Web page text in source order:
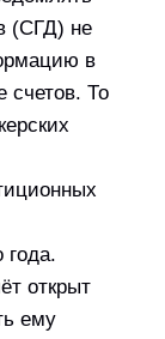
(СГД) не
в
счетов. То
года.
открыт
ему